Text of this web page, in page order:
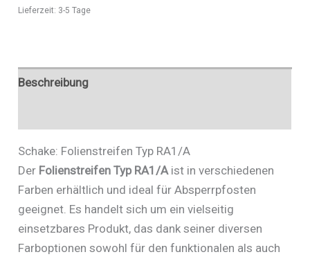
Lieferzeit: 3-5 Tage
Beschreibung
Schake: Folienstreifen Typ RA1/A
Der Folienstreifen Typ RA1/A ist in verschiedenen
Farben erhältlich und ideal für Absperrpfosten
geeignet. Es handelt sich um ein vielseitig
einsetzbares Produkt, das dank seiner diversen
Farboptionen sowohl für den funktionalen als auch